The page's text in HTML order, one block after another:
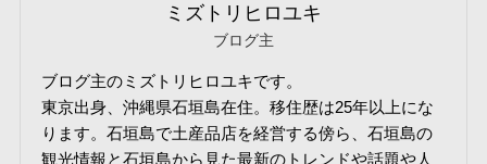
ミズトリヒロユキ
ブログ主
ブログ主のミズトリヒロユキです。
東京出身、沖縄県石垣島在住。移住歴は25年以上にな
ります。石垣島で土産品店を経営する傍ら、石垣島の
観光情報と石垣島から見た最新のトレンドや話題や人